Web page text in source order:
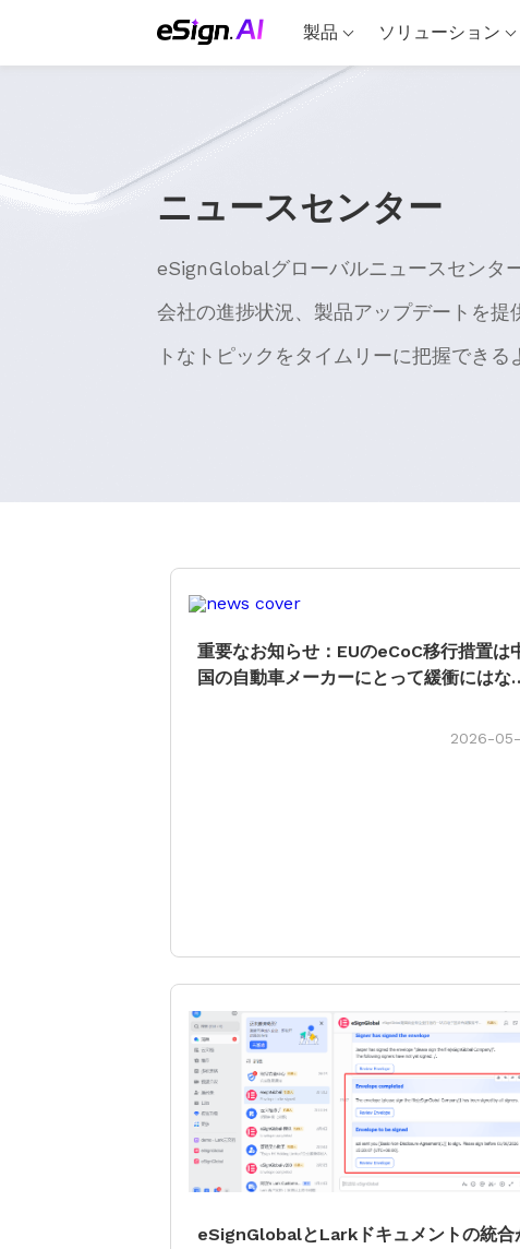
製品 ソリューション
ニュースセンター
eSignGlobalグローバルニュースセンタ
会社の進捗状況、製品アップデートを提
トなトピックをタイムリーに把握できる
重要なお知らせ：EUのeCoC移行措置は
国の自動車メーカーにとって緩衝にはな
2026-05-
eSignGlobalとLarkドキュメントの統合